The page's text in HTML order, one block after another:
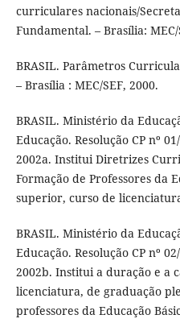
curriculares nacionais/
Fundamental. – Brasília: MEC/
BRASIL. Parâmetros
– Brasília : MEC/SEF, 2000.
BRASIL. Ministério da
Educação. Resolução CP nº
2002a. Institui Diretrizes
Formação de Professores da
superior, curso de
BRASIL. Ministério da
Educação. Resolução CP nº
2002b. Institui a duração e a
licenciatura, de graduação
professores da Educação